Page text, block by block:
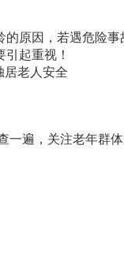
因，若遇危险事
起重视！
老人安全
遍，关注老年群体